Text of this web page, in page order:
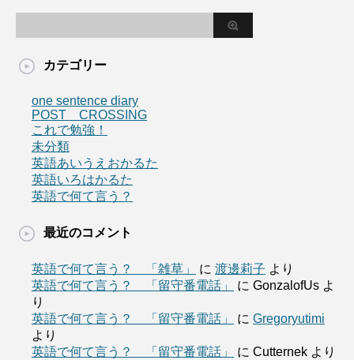
カテゴリー
one sentence diary
POST CROSSING
これで勉強！
未分類
英語あいうえおかるた
英語いろはかるた
英語で何て言う？
最近のコメント
英語で何て言う？ 「雑草」 に 渡邊莉子 より
英語で何て言う？ 「留守番電話」
に GonzalofUs よ
り
英語で何て言う？ 「留守番電話」
に Gregoryutimi
より
英語で何て言う？ 「留守番電話」
に Cutternek より